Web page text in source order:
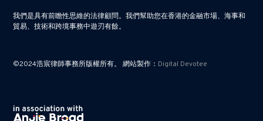
我們是具有前瞻性思維的法律顧問。我們幫助您在香港的金融市場、海事和
貿易、技術和跨境事務中遊刃有餘。
©2024浩宸律師事務所版權所有。 網站製作： Digital Devotee